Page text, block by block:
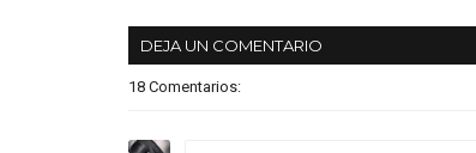
DEJA UN COMENTARIO
18 Comentarios: